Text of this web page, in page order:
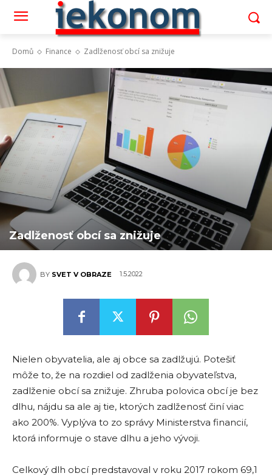
Domů Finance Zadlženosť obcí sa znižuje
Zadlženosť obcí sa znižuje
BY SVET V OBRAZE 1.5.2022
Nielen obyvatelia, ale aj obce sa zadlžujú. Potešiť
môže to, že na rozdiel od zadlženia obyvateľstva,
zadlženie obcí sa znižuje. Zhruba polovica obcí je bez
dlhu, nájdu sa ale aj tie, ktorých zadlženosť činí viac
ako 200%. Vyplýva to zo správy Ministerstva financií,
ktorá informuje o stave dlhu a jeho vývoji.
Celkový dlh obcí predstavoval v roku 2017 rokom 69,1